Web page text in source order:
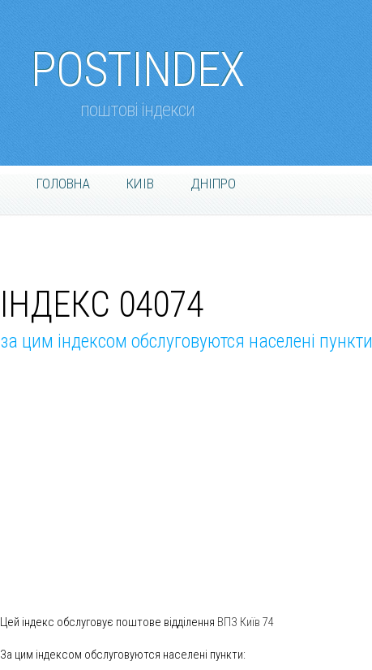
POSTINDEX
поштові індекси
ГОЛОВНА КИІВ ДНІПРО
ІНДЕКС 04074
за цим індексом обслуговуются населені пункти
Цей індекс обслуговує поштове відділення ВПЗ Київ 74
За цим індексом обслуговуются населені пункти: